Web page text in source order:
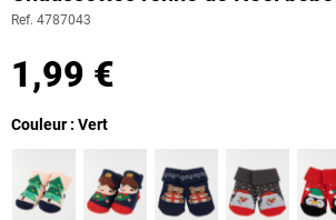
Ref. 4787043
1,99 €
Couleur : Vert